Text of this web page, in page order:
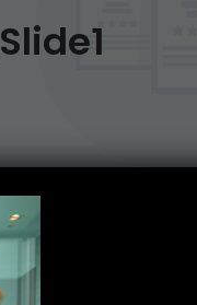
(1920 × 1200)